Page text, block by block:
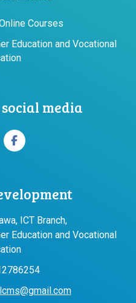
Courses
Education and Vocational
media
ICT Branch,
Education and Vocational